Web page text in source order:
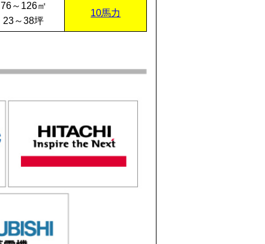
76～126㎡
23～38坪
10馬力